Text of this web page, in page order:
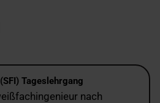
Tageslehrgang
nach